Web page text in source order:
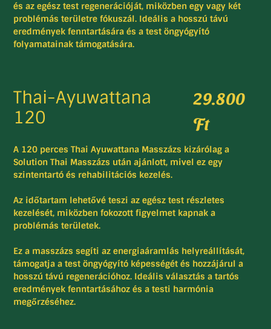
és az egész test regenerációját, miközben egy vagy két
problémás területre fókuszál. Ideális a hosszú távú
eredmények fenntartására és a test öngyógyító
folyamatainak támogatására.
Thai-Ayuwattana
120
29.800
Ft
A 120 perces Thai Ayuwattana Masszázs kizárólag a
Solution Thai Masszázs után ajánlott, mivel ez egy
szintentartó és rehabilitációs kezelés.
Az időtartam lehetővé teszi az egész test részletes
kezelését, miközben fokozott figyelmet kapnak a
problémás területek.
Ez a masszázs segíti az energiaáramlás helyreállítását,
támogatja a test öngyógyító képességét és hozzájárul a
hosszú távú regenerációhoz. Ideális választás a tartós
eredmények fenntartásához és a testi harmónia
megőrzéséhez.